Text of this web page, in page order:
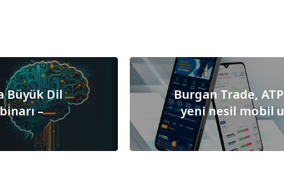
Büyük Dil
–
Burgan Trade,
yeni nesil mobil